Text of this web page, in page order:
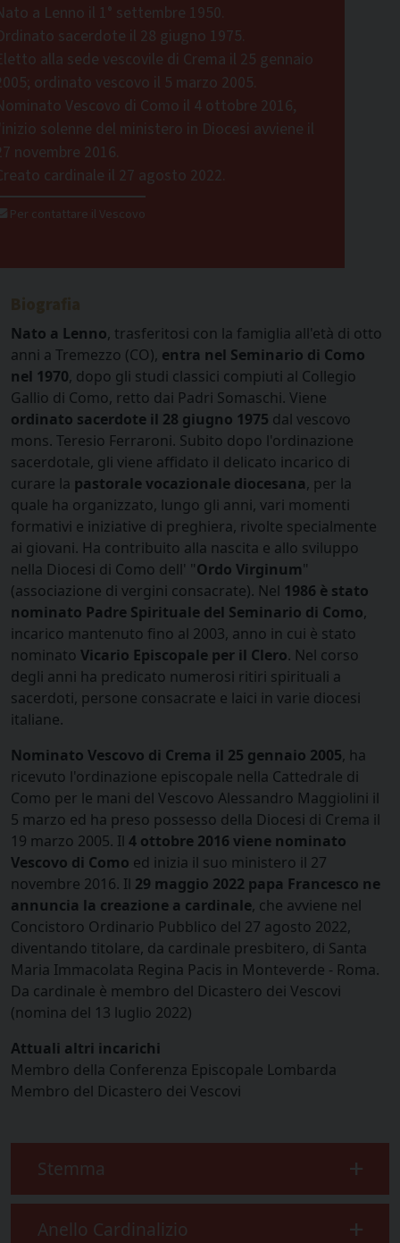
a Lenno il 1° settembre 1950.
sacerdote il 28 giugno 1975.
alla sede vescovile di Crema il 25 gennaio
ordinato vescovo il 5 marzo 2005.
Vescovo di Como il 4 ottobre 2016,
solenne del ministero in Diocesi avviene il
novembre 2016.
cardinale il 27 agosto 2022.
Per contattare il Vescovo
Nato a Lenno, trasferitosi con la famiglia all'età di otto
anni a Tremezzo (CO), entra nel Seminario di Como
nel 1970, dopo gli studi classici compiuti al Collegio
Gallio di Como, retto dai Padri Somaschi. Viene
ordinato sacerdote il 28 giugno 1975 dal vescovo
mons. Teresio Ferraroni. Subito dopo l'ordinazione
sacerdotale, gli viene affidato il delicato incarico di
curare la pastorale vocazionale diocesana, per la
quale ha organizzato, lungo gli anni, vari momenti
formativi e iniziative di preghiera, rivolte specialmente
ai giovani. Ha contribuito alla nascita e allo sviluppo
nella Diocesi di Como dell' "Ordo Virginum"
(associazione di vergini consacrate). Nel 1986 è stato
nominato Padre Spirituale del Seminario di Como,
incarico mantenuto fino al 2003, anno in cui è stato
nominato Vicario Episcopale per il Clero. Nel corso
degli anni ha predicato numerosi ritiri spirituali a
sacerdoti, persone consacrate e laici in varie diocesi
italiane.
Nominato Vescovo di Crema il 25 gennaio 2005, ha
ricevuto l'ordinazione episcopale nella Cattedrale di
Como per le mani del Vescovo Alessandro Maggiolini il
5 marzo ed ha preso possesso della Diocesi di Crema il
19 marzo 2005. Il 4 ottobre 2016 viene nominato
Vescovo di Como ed inizia il suo ministero il 27
novembre 2016. Il 29 maggio 2022 papa Francesco ne
annuncia la creazione a cardinale, che avviene nel
Concistoro Ordinario Pubblico del 27 agosto 2022,
diventando titolare, da cardinale presbitero, di Santa
Maria Immacolata Regina Pacis in Monteverde - Roma.
Da cardinale è membro del Dicastero dei Vescovi
(nomina del 13 luglio 2022)
Attuali altri incarichi
Membro della Conferenza Episcopale Lombarda
Membro del Dicastero dei Vescovi
Stemma
Anello Cardinalizio